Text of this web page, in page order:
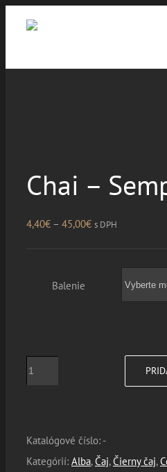
Chai –
4,40€ – 45,00€Price
through
s DPH
Balenie
množstvo
Chai
Tea
Katalógové číslo: -
Kategórií: Alba,Čaj,Čierny čaj,